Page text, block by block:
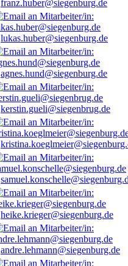
franz.huber@siegenburg.de
lukas.huber@siegenburg.de
agnes.hund@siegenburg.de
kerstin.gueli@siegenbrug.de
heike.krieger@siegenburg.de
andre.lehmann@siegenburg.de